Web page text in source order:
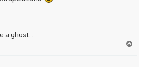
a ghost...